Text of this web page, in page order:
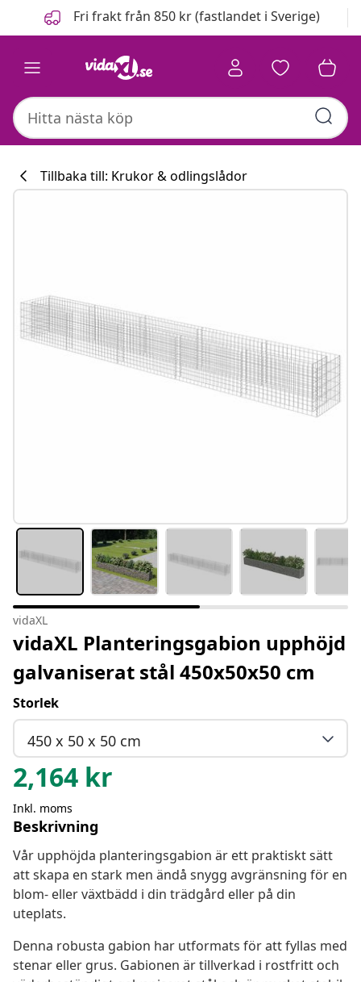
FöregåendeFri frakt från 850 kr (fastlandet i Sverige)
Tillbaka till: Krukor & odlingslådor
vidaXL
vidaXL Planteringsgabion upphöjd
galvaniserat stål 450x50x50 cm
Storlek
450 x 50 x 50 cm
2,164 kr
Inkl. moms
Beskrivning
Vår upphöjda planteringsgabion är ett praktiskt sätt
att skapa en stark men ändå snygg avgränsning för en
blom- eller växtbädd i din trädgård eller på din
uteplats.
Denna robusta gabion har utformats för att fyllas med
stenar eller grus. Gabionen är tillverkad i rostfritt och